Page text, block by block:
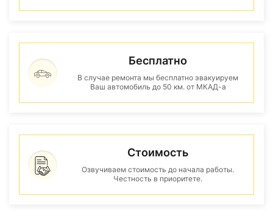
Бесплатно
В случае ремонта мы бесплатно эвакуируем
Ваш автомобиль до 50 км. от МКАД-а
Стоимость
Озвучиваем стоимость до начала работы.
Честность в приоритете.